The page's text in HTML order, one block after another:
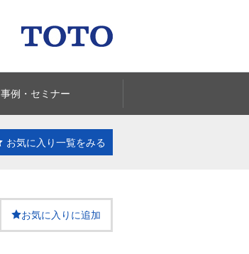
事例・セミナー
お気に入り一覧をみる
お気に入りに追加